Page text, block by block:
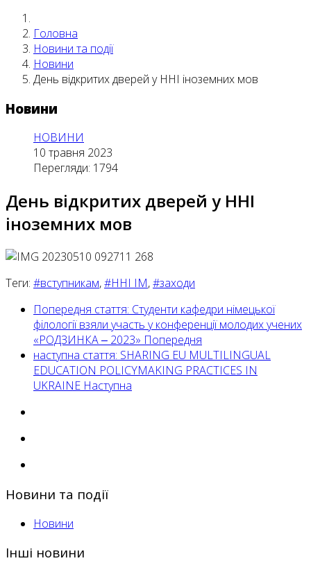
Головна
Новини та події
Новини
День відкритих дверей у ННІ іноземних мов
Новини
НОВИНИ
10 травня 2023
Перегляди: 1794
День відкритих дверей у ННІ
іноземних мов
Теги: #вступникам,#ННІ ІМ,#заходи
Попередня стаття: Студенти кафедри німецької
філології взяли участь у конференції молодих учених
«РОДЗИНКА ‒ 2023» Попередня
наступна стаття: SHARING EU MULTILINGUAL
EDUCATION POLICYMAKING PRACTICES IN
UKRAINE Наступна
Новини та події
Новини
Інші новини